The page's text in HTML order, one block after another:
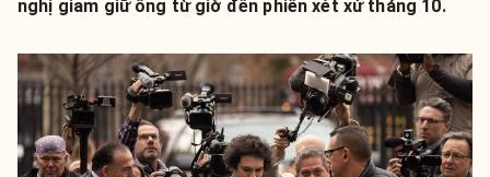
nghị giam giữ ông từ giờ đến phiên xét xử tháng 10.